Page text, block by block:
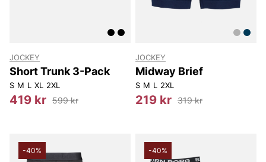
JOCKEY
Short Trunk 3-Pack
S M L XL 2XL
419 kr 599 kr
JOCKEY
Midway Brief
S M L 2XL
219 kr 319 kr
-40% -40%